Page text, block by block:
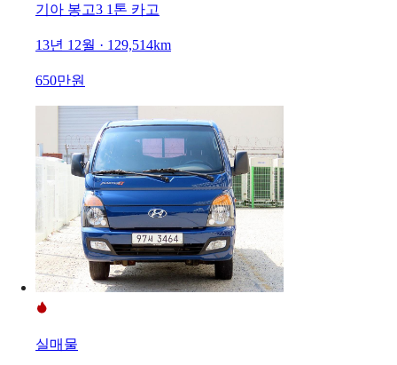
기아 봉고3 1톤 카고
13년 12월 · 129,514km
650만원
실매물